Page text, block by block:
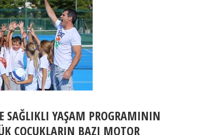
SAĞLIKLI YAŞAM PROGRAMININ
ÇOCUKLARIN BAZI MOTOR